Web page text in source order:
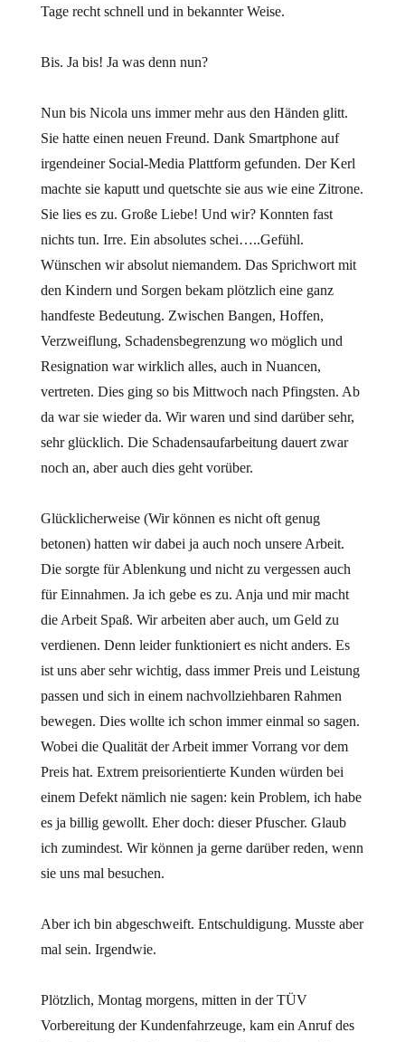
Tage recht schnell und in bekannter Weise.
Bis. Ja bis! Ja was denn nun?
Nun bis Nicola uns immer mehr aus den Händen glitt.
Sie hatte einen neuen Freund. Dank Smartphone auf
irgendeiner Social-Media Plattform gefunden. Der Kerl
machte sie kaputt und quetschte sie aus wie eine Zitrone.
Sie lies es zu. Große Liebe! Und wir? Konnten fast
nichts tun. Irre. Ein absolutes schei…..Gefühl.
Wünschen wir absolut niemandem. Das Sprichwort mit
den Kindern und Sorgen bekam plötzlich eine ganz
handfeste Bedeutung. Zwischen Bangen, Hoffen,
Verzweiflung, Schadensbegrenzung wo möglich und
Resignation war wirklich alles, auch in Nuancen,
vertreten. Dies ging so bis Mittwoch nach Pfingsten. Ab
da war sie wieder da. Wir waren und sind darüber sehr,
sehr glücklich. Die Schadensaufarbeitung dauert zwar
noch an, aber auch dies geht vorüber.
Glücklicherweise (Wir können es nicht oft genug
betonen) hatten wir dabei ja auch noch unsere Arbeit.
Die sorgte für Ablenkung und nicht zu vergessen auch
für Einnahmen. Ja ich gebe es zu. Anja und mir macht
die Arbeit Spaß. Wir arbeiten aber auch, um Geld zu
verdienen. Denn leider funktioniert es nicht anders. Es
ist uns aber sehr wichtig, dass immer Preis und Leistung
passen und sich in einem nachvollziehbaren Rahmen
bewegen. Dies wollte ich schon immer einmal so sagen.
Wobei die Qualität der Arbeit immer Vorrang vor dem
Preis hat. Extrem preisorientierte Kunden würden bei
einem Defekt nämlich nie sagen: kein Problem, ich habe
es ja billig gewollt. Eher doch: dieser Pfuscher. Glaub
ich zumindest. Wir können ja gerne darüber reden, wenn
sie uns mal besuchen.
Aber ich bin abgeschweift. Entschuldigung. Musste aber
mal sein. Irgendwie.
Plötzlich, Montag morgens, mitten in der TÜV
Vorbereitung der Kundenfahrzeuge, kam ein Anruf des